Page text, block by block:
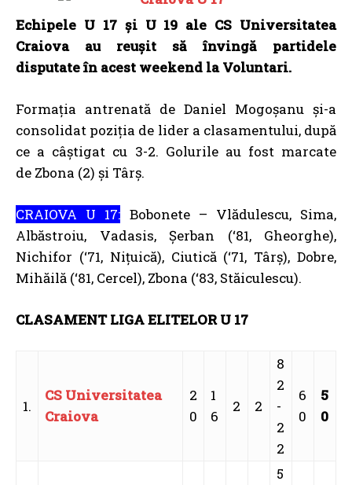
Echipele U 17 și U 19 ale CS Universitatea
Craiova au reușit să învingă partidele
disputate în acest weekend la Voluntari.
Formația antrenată de Daniel Mogoșanu și-a
consolidat poziția de lider a clasamentului, după
ce a câștigat cu 3-2. Golurile au fost marcate
de Zbona (2) și Târș.
CRAIOVA U 17: Bobonete – Vlădulescu, Sima,
Albăstroiu, Vadasis, Șerban (‘81, Gheorghe),
Nichifor (‘71, Nițuică), Ciutică (‘71, Târș), Dobre,
Mihăilă (‘81, Cercel), Zbona (‘83, Stăiculescu).
CLASAMENT LIGA ELITELOR U 17
1.
CS Universitatea
Craiova
2
0
1
6
2 2
8
2
-
2
2
6
0
5
0
5